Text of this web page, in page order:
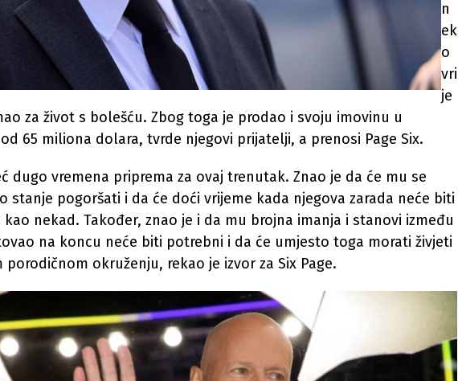
n
ek
o
vri
je
za život s bolešću. Zbog toga je prodao i svoju imovinu u
65 miliona dolara, tvrde njegovi prijatelji, a prenosi Page Six.
dugo vremena priprema za ovaj trenutak. Znao je da će mu se
stanje pogoršati i da će doći vrijeme kada njegova zarada neće biti
nekad. Također, znao je i da mu brojna imanja i stanovi između
na koncu neće biti potrebni i da će umjesto toga morati živjeti
porodičnom okruženju, rekao je izvor za Six Page.